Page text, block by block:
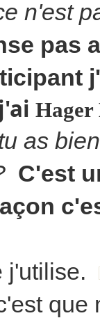
n'est
pas
Hager
as
C'est
j'utilise.